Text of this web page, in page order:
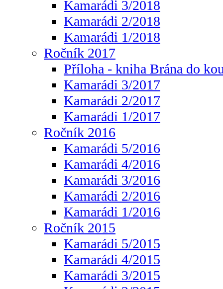
Kamarádi 3/2018
Kamarádi 2/2018
Kamarádi 1/2018
Ročník 2017
Příloha - kniha Brána do
Kamarádi 3/2017
Kamarádi 2/2017
Kamarádi 1/2017
Ročník 2016
Kamarádi 5/2016
Kamarádi 4/2016
Kamarádi 3/2016
Kamarádi 2/2016
Kamarádi 1/2016
Ročník 2015
Kamarádi 5/2015
Kamarádi 4/2015
Kamarádi 3/2015